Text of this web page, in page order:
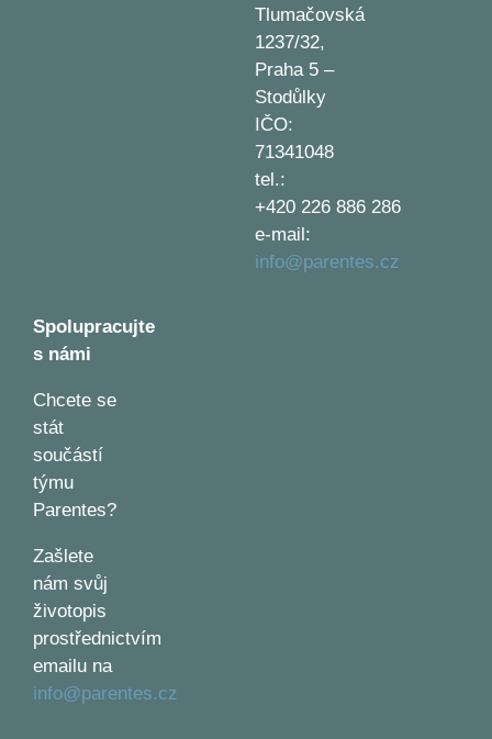
Tlumačovská
1237/32,
Praha 5 –
Stodůlky
IČO:
71341048
tel.:
+420 226 886 286
e-mail:
info@parentes.cz
Spolupracujte
s námi
Chcete se
stát
součástí
týmu
Parentes?
Zašlete
nám svůj
životopis
prostřednictvím
emailu na
info@parentes.cz